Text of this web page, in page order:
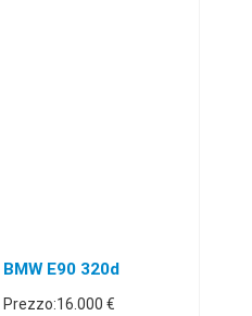
BMW E90 320d
Prezzo:16.000 €